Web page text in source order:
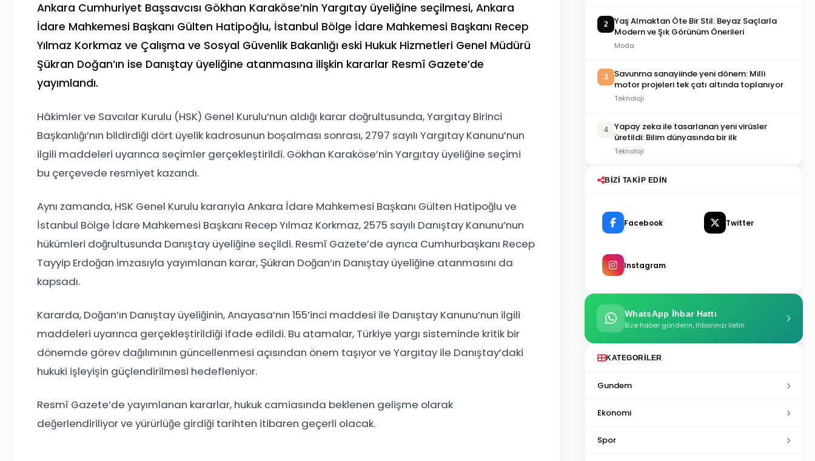
Ankara Cumhuriyet Başsavcısı Gökhan Karaköse’nin Yargıtay üyeliğine seçilmesi, Ankara
İdare Mahkemesi Başkanı Gülten Hatipoğlu, İstanbul Bölge İdare Mahkemesi Başkanı Recep
Yılmaz Korkmaz ve Çalışma ve Sosyal Güvenlik Bakanlığı eski Hukuk Hizmetleri Genel Müdürü
Şükran Doğan’ın ise Danıştay üyeliğine atanmasına ilişkin kararlar Resmî Gazete’de
yayımlandı.
Hâkimler ve Savcılar Kurulu (HSK) Genel Kurulu’nun aldığı karar doğrultusunda, Yargıtay Birinci
Başkanlığı’nın bildirdiği dört üyelik kadrosunun boşalması sonrası, 2797 sayılı Yargıtay Kanunu’nun
ilgili maddeleri uyarınca seçimler gerçekleştirildi. Gökhan Karaköse’nin Yargıtay üyeliğine seçimi
bu çerçevede resmiyet kazandı.
Aynı zamanda, HSK Genel Kurulu kararıyla Ankara İdare Mahkemesi Başkanı Gülten Hatipoğlu ve
İstanbul Bölge İdare Mahkemesi Başkanı Recep Yılmaz Korkmaz, 2575 sayılı Danıştay Kanunu’nun
hükümleri doğrultusunda Danıştay üyeliğine seçildi. Resmî Gazete’de ayrıca Cumhurbaşkanı Recep
Tayyip Erdoğan imzasıyla yayımlanan karar, Şükran Doğan’ın Danıştay üyeliğine atanmasını da
kapsadı.
Kararda, Doğan’ın Danıştay üyeliğinin, Anayasa’nın 155’inci maddesi ile Danıştay Kanunu’nun ilgili
maddeleri uyarınca gerçekleştirildiği ifade edildi. Bu atamalar, Türkiye yargı sisteminde kritik bir
dönemde görev dağılımının güncellenmesi açısından önem taşıyor ve Yargıtay ile Danıştay’daki
hukuki işleyişin güçlendirilmesi hedefleniyor.
Resmî Gazete’de yayımlanan kararlar, hukuk camiasında beklenen gelişme olarak
değerlendiriliyor ve yürürlüğe girdiği tarihten itibaren geçerli olacak.
2
Yaş Almaktan Öte Bir Stil: Beyaz Saçlarla
Modern ve Şık Görünüm Önerileri
Moda
3
Savunma sanayiinde yeni dönem: Milli
motor projeleri tek çatı altında toplanıyor
Teknoloji
4
Yapay zeka ile tasarlanan yeni virüsler
üretildi: Bilim dünyasında bir ilk
Teknoloji
BIZI TAKIP EDIN
Facebook Twitter
Instagram
WhatsApp İhbar Hattı
Bize haber gönderin, ihbarınızı iletin
KATEGORILER
Gundem
Ekonomi
Spor